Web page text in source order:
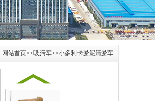
网站首页>>吸污车>>小多利卡淤泥清淤车